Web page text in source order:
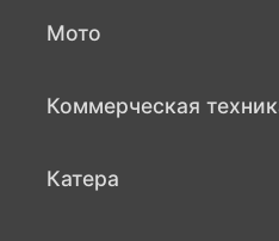
Мото
Коммерческая
Катера